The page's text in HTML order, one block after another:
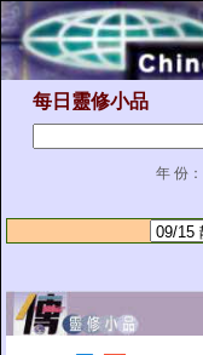
每日靈修小品
年 份：